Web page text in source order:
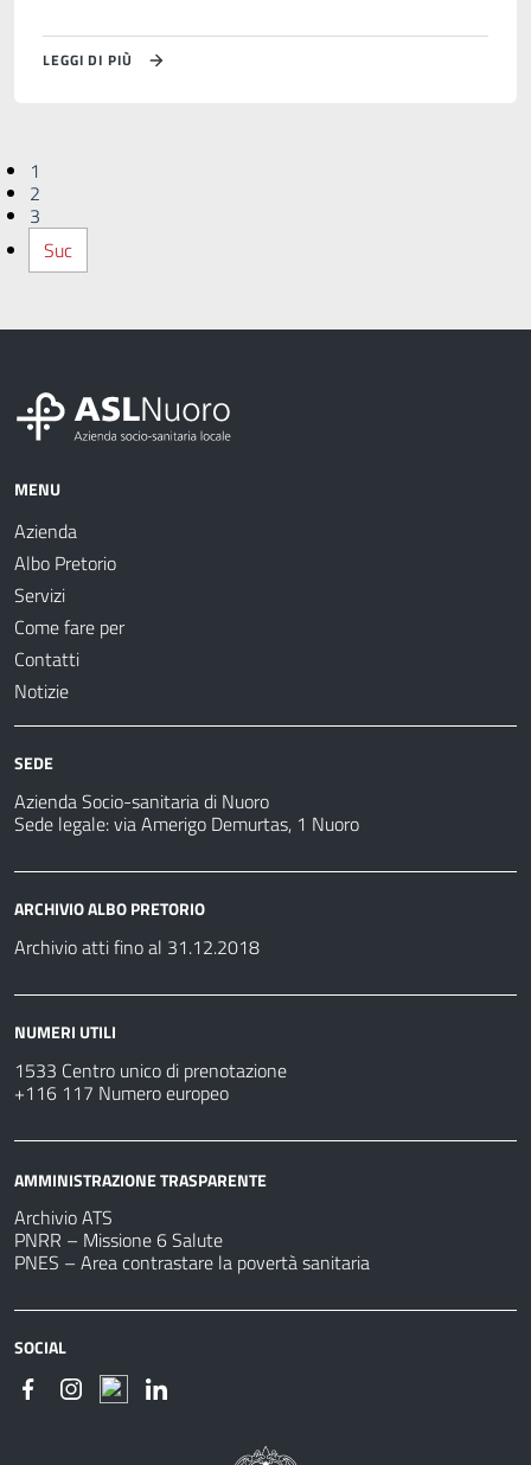
LEGGI DI PIÙ
1
2
3
Suc
MENU
Azienda
Albo Pretorio
Servizi
Come fare per
Contatti
Notizie
SEDE
Azienda Socio-sanitaria di Nuoro
Sede legale: via Amerigo Demurtas, 1 Nuoro
ARCHIVIO ALBO PRETORIO
Archivio atti fino al 31.12.2018
NUMERI UTILI
1533 Centro unico di prenotazione
+116 117 Numero europeo
AMMINISTRAZIONE TRASPARENTE
Archivio ATS
PNRR – Missione 6 Salute
PNES – Area contrastare la povertà sanitaria
SOCIAL